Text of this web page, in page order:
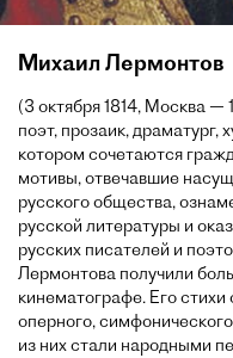
Михаил Лермонтов
(3 октября 1814, Москва —
поэт, прозаик, драматург,
котором сочетаются
мотивы, отвечавшие
русского общества,
русской литературы и
русских писателей и
Лермонтова получили
кинематографе. Его
оперного,
из них стали народными